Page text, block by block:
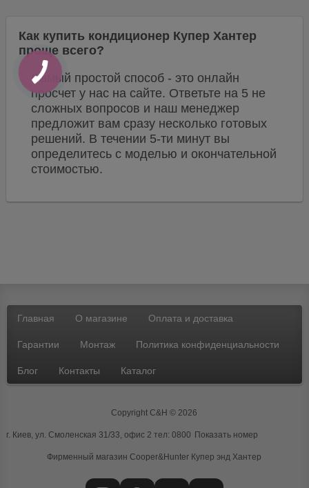
Как купить кондиционер Купер Хантер
проще всего?
Самый простой способ - это онлайн
просчет у нас на сайте. Ответьте на 5 не
сложных вопросов и наш менеджер
предложит вам сразу несколько готовых
решений. В течении 5-ти минут вы
определитесь с моделью и окончательной
стоимостью.
Главная О магазине Оплата и доставка
Гарантии Монтаж Политика конфиденциальности
Блог Контакты Каталог
Copyright C&H © 2026
г. Киев, ул. Смоленская 31/33, офис 2 тел: 0800 Показать номер
Фирменный магазин Cooper&Hunter Купер энд Хантер